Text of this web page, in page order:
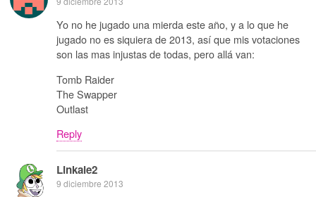
Yo no he jugado una mierda este año, y a lo que he
jugado no es siquiera de 2013, así que mis votaciones
son las mas injustas de todas, pero allá van:
Tomb Raider
The Swapper
Outlast
Reply
Linkale2
9 diciembre 2013